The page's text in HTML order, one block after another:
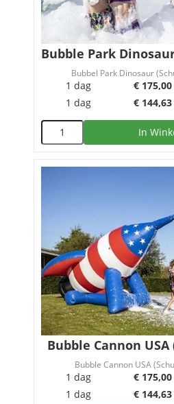
Bubble Park
Bubbel Park Dinosaur
1 dag € 175,00
1 dag
€ 144,63
In
Bubble Cannon
Bubble Cannon USA
1 dag € 175,00
1 dag
€ 144,63